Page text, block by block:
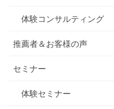
体験コンサルティング
推薦者＆お客様の声
セミナー
体験セミナー